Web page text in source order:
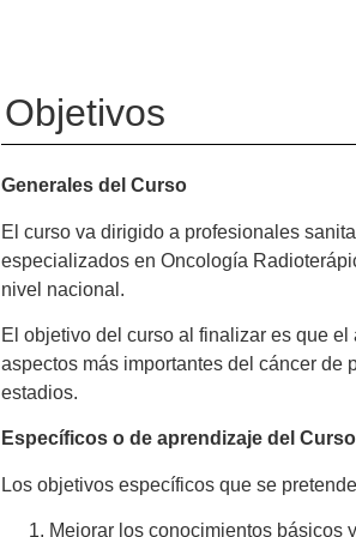
Objetivos
Generales del Curso
El curso va dirigido a profesionales
especializados en Oncología
nivel nacional.
El objetivo del curso al finalizar es que
aspectos más importantes del cáncer de
estadios.
Específicos o de aprendizaje del Curso
Los objetivos específicos que se
Mejorar los conocimientos básicos